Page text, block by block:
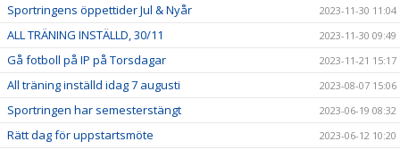
Sportringens öppettider Jul & Nyår 2023-11-30 11:04
ALL TRÄNING INSTÄLLD, 30/11 2023-11-30 09:49
Gå fotboll på IP på Torsdagar 2023-11-21 15:17
All träning inställd idag 7 augusti 2023-08-07 15:06
Sportringen har semesterstängt 2023-06-19 08:32
Rätt dag för uppstartsmöte 2023-06-12 10:20